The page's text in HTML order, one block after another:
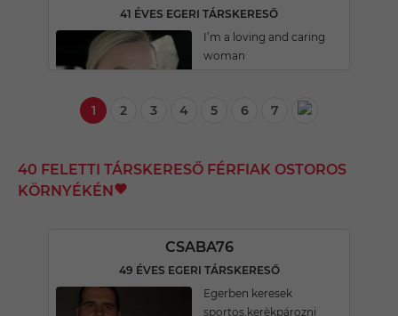
41 ÉVES EGERI TÁRSKERESŐ
I’m a loving and caring
woman
1 2 3 4 5 6 7
40 FELETTI TÁRSKERESŐ FÉRFIAK OSTOROS
KÖRNYÉKÉN
CSABA76
49 ÉVES EGERI TÁRSKERESŐ
Egerben keresek
sportos,kerèkpározni